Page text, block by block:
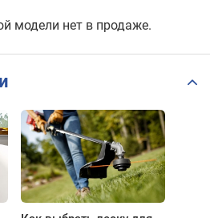
модели нет в продаже.